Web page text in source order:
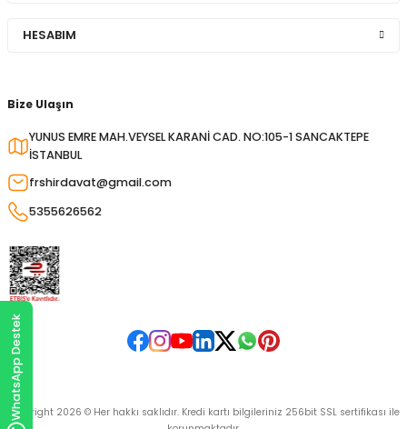
Bize Ulaşın
YUNUS EMRE MAH.VEYSEL KARANİ CAD. NO:105-1 SANCAKTEPE
İSTANBUL
frshirdavat@gmail.com
5355626562
HESABIM
Copyright 2026 © Her hakkı saklıdır. Kredi kartı bilgileriniz 256bit SSL sertifikası ile
WhatsApp Destek